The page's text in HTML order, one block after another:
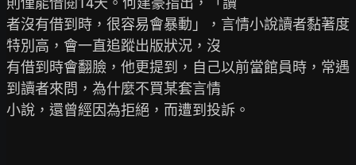
者沒有借到時，很容易會暴動」，言情小說讀者黏著度
特別高，會一直追蹤出版狀況，沒
有借到時會翻臉，他更提到，自己以前當館員時，常遇
到讀者來問，為什麼不買某套言情
小說，還曾經因為拒絕，而遭到投訴。